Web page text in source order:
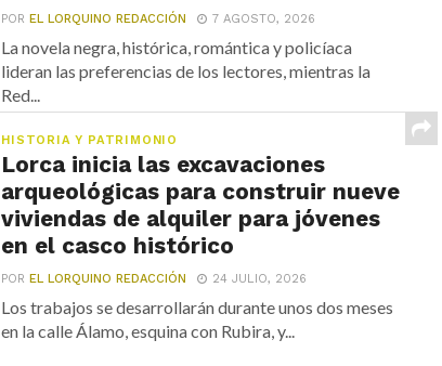
POREL LORQUINO REDACCIÓN 7 AGOSTO, 2026
La novela negra, histórica, romántica y policíaca
lideran las preferencias de los lectores, mientras la
Red...
HISTORIA Y PATRIMONIO
Lorca inicia las excavaciones
arqueológicas para construir nueve
viviendas de alquiler para jóvenes
en el casco histórico
POREL LORQUINO REDACCIÓN 24 JULIO, 2026
Los trabajos se desarrollarán durante unos dos meses
en la calle Álamo, esquina con Rubira, y...